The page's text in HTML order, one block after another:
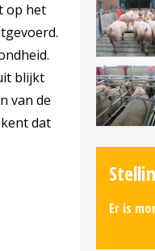
op het
blijkt
van de
dat
Er is